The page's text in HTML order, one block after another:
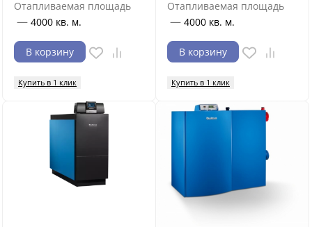
Отапливаемая площадь
— 4000 кв. м.
В корзину
Купить в 1 клик
Отапливаемая площадь
— 4000 кв. м.
В корзину
Купить в 1 клик